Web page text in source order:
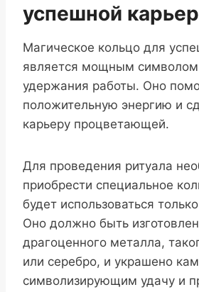
успешной
Магическое кольцо для
является мощным символом
удержания работы. Оно
положительную энергию и
карьеру процветающей.
Для проведения ритуала
приобрести специальное
будет использоваться
Оно должно быть
драгоценного металла,
или серебро, и украшено
символизирующим удачу и